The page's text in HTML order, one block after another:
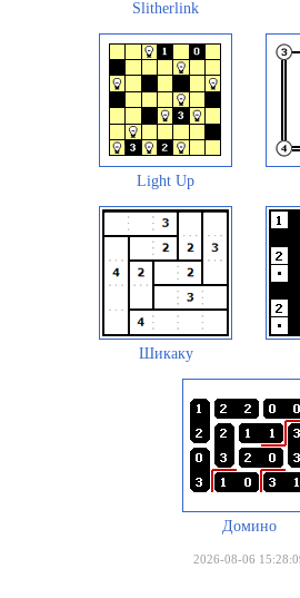
Slitherlink
Light Up
Шикаку
Домино
2026-08-06